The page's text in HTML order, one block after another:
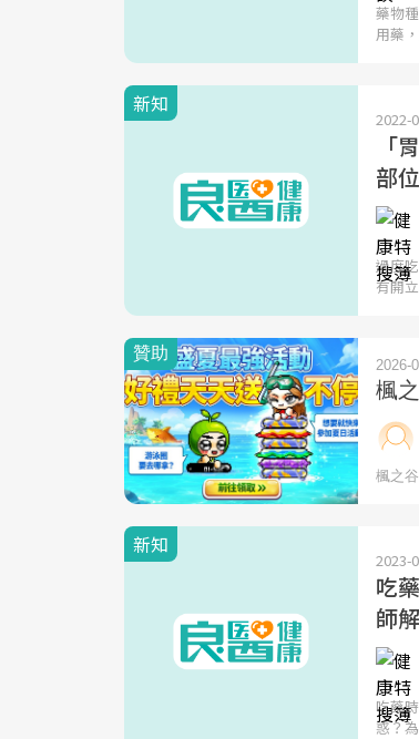
藥物
用藥
新知
2022-
「
部
過度
有開
新知
2023-
吃
師
吃藥
惑？